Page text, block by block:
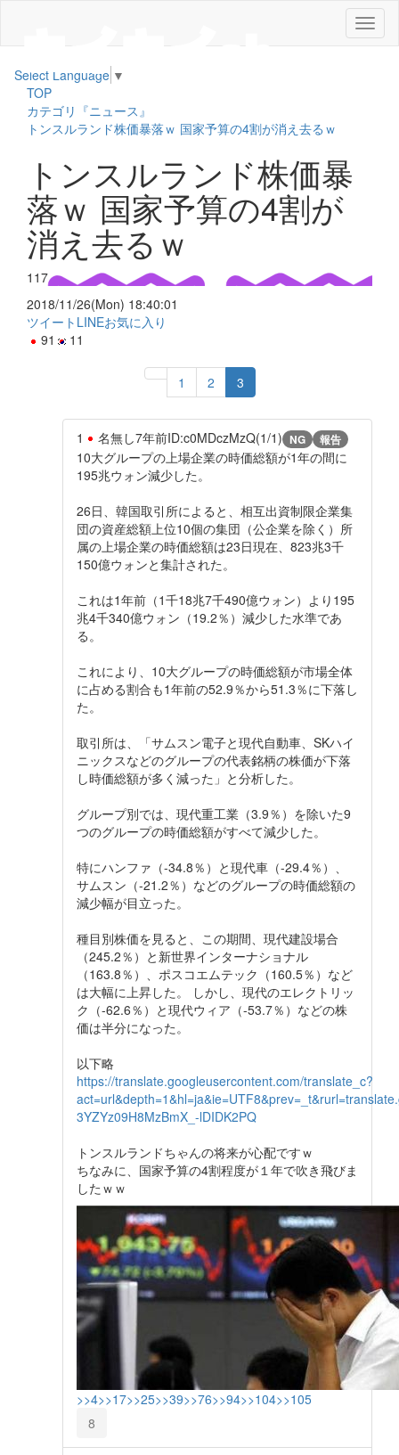
メ
ニ
Select Language ▼
TOP
カテゴリ『ニュース』
トンスルランド株価暴落ｗ 国家予算の4割が消え去るｗ
トンスルランド株価暴
落ｗ 国家予算の4割が
消え去るｗ
117
2018/11/26(Mon) 18:40:01
ツイート LINEお気に入り
91
11
1 2 3
1 名無し7年前ID:c0MDczMzQ(1/1) NG 報告
10大グループの上場企業の時価総額が1年の間に
195兆ウォン減少した。
26日、韓国取引所によると、相互出資制限企業集
団の資産総額上位10個の集団（公企業を除く）所
属の上場企業の時価総額は23日現在、823兆3千
150億ウォンと集計された。
これは1年前（1千18兆7千490億ウォン）より195
兆4千340億ウォン（19.2％）減少した水準であ
る。
これにより、10大グループの時価総額が市場全体
に占める割合も1年前の52.9％から51.3％に下落し
た。
取引所は、「サムスン電子と現代自動車、SKハイ
ニックスなどのグループの代表銘柄の株価が下落
し時価総額が多く減った」と分析した。
グループ別では、現代重工業（3.9％）を除いた9
つのグループの時価総額がすべて減少した。
特にハンファ（-34.8％）と現代車（-29.4％）、
サムスン（-21.2％）などのグループの時価総額の
減少幅が目立った。
種目別株価を見ると、この期間、現代建設場合
（245.2％）と新世界インターナショナル
（163.8％）、ポスコエムテック（160.5％）など
は大幅に上昇した。 しかし、現代のエレクトリッ
ク（-62.6％）と現代ウィア（-53.7％）などの株
価は半分になった。
以下略
https://translate.googleusercontent.com/translate_c?
3YZYz09H8MzBmX_-lDIDK2PQ
トンスルランドちゃんの将来が心配ですｗ
ちなみに、国家予算の4割程度が１年で吹き飛びま
したｗｗ
>>4>>17>>25>>39>>76>>94>>104>>105
8